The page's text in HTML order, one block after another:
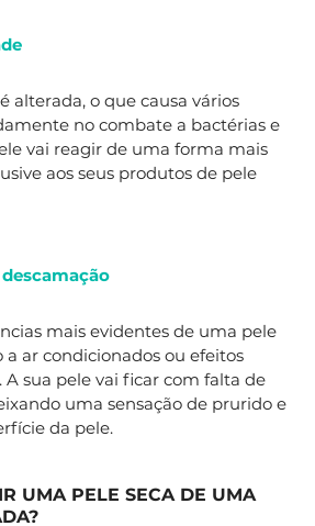
alterada, o que causa vários
no combate a bactérias e
vai reagir de uma forma mais
aos seus produtos de pele
mais evidentes de uma pele
ar condicionados ou efeitos
A sua pele vai ficar com falta de
uma sensação de prurido e
da pele.
UMA PELE SECA DE UMA